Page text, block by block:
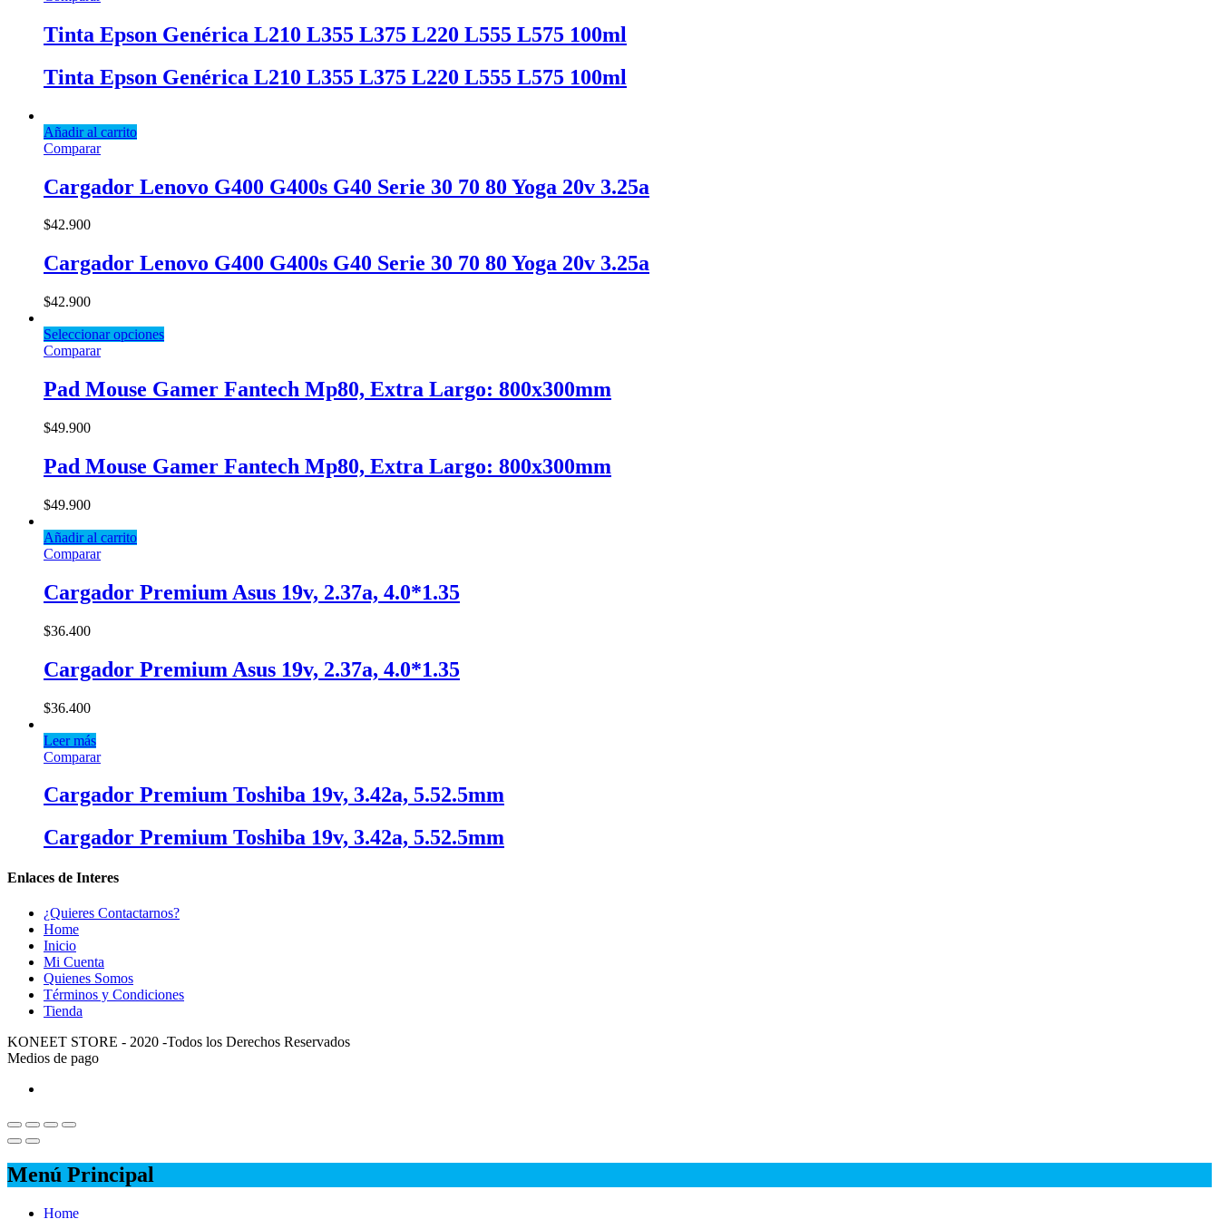
Tinta Epson Genérica L210 L355 L375 L220 L555 L575 100ml
Tinta Epson Genérica L210 L355 L375 L220 L555 L575 100ml
Añadir al carrito
Comparar
Cargador Lenovo G400 G400s G40 Serie 30 70 80 Yoga 20v 3.25a
$42.900
Cargador Lenovo G400 G400s G40 Serie 30 70 80 Yoga 20v 3.25a
$42.900
Seleccionar opciones
Comparar
Pad Mouse Gamer Fantech Mp80, Extra Largo: 800x300mm
$49.900
Pad Mouse Gamer Fantech Mp80, Extra Largo: 800x300mm
$49.900
Añadir al carrito
Comparar
Cargador Premium Asus 19v, 2.37a, 4.0*1.35
$36.400
Cargador Premium Asus 19v, 2.37a, 4.0*1.35
$36.400
Leer más
Comparar
Cargador Premium Toshiba 19v, 3.42a, 5.52.5mm
Cargador Premium Toshiba 19v, 3.42a, 5.52.5mm
Enlaces de Interes
¿Quieres Contactarnos?
Home
Inicio
Mi Cuenta
Quienes Somos
Términos y Condiciones
Tienda
KONEET STORE - 2020 -Todos los Derechos Reservados
Medios de pago
Menú Principal
Home